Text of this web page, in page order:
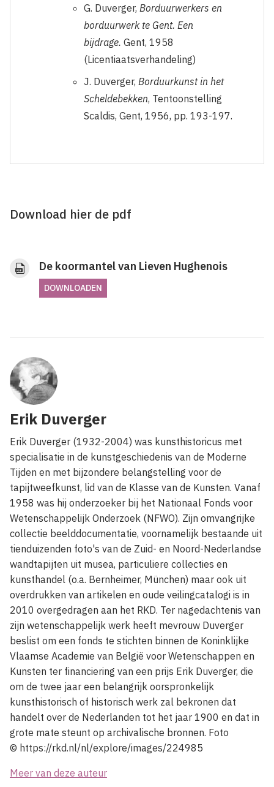
G. Duverger, Borduurwerkers en
borduurwerk te Gent. Een
bijdrage. Gent, 1958
(Licentiaatsverhandeling)
J. Duverger, Borduurkunst in het
Scheldebekken, Tentoonstelling
Scaldis, Gent, 1956, pp. 193-197.
Download hier de pdf
De koormantel van Lieven Hughenois
DOWNLOADEN
Erik Duverger
Erik Duverger (1932-2004) was kunsthistoricus met
specialisatie in de kunstgeschiedenis van de Moderne
Tijden en met bijzondere belangstelling voor de
tapijtweefkunst, lid van de Klasse van de Kunsten. Vanaf
1958 was hij onderzoeker bij het Nationaal Fonds voor
Wetenschappelijk Onderzoek (NFWO). Zijn omvangrijke
collectie beelddocumentatie, voornamelijk bestaande uit
tienduizenden foto's van de Zuid- en Noord-Nederlandse
wandtapijten uit musea, particuliere collecties en
kunsthandel (o.a. Bernheimer, München) maar ook uit
overdrukken van artikelen en oude veilingcatalogi is in
2010 overgedragen aan het RKD. Ter nagedachtenis van
zijn wetenschappelijk werk heeft mevrouw Duverger
beslist om een fonds te stichten binnen de Koninklijke
Vlaamse Academie van België voor Wetenschappen en
Kunsten ter financiering van een prijs Erik Duverger, die
om de twee jaar een belangrijk oorspronkelijk
kunsthistorisch of historisch werk zal bekronen dat
handelt over de Nederlanden tot het jaar 1900 en dat in
grote mate steunt op archivalische bronnen. Foto
© https://rkd.nl/nl/explore/images/224985
Meer van deze auteur